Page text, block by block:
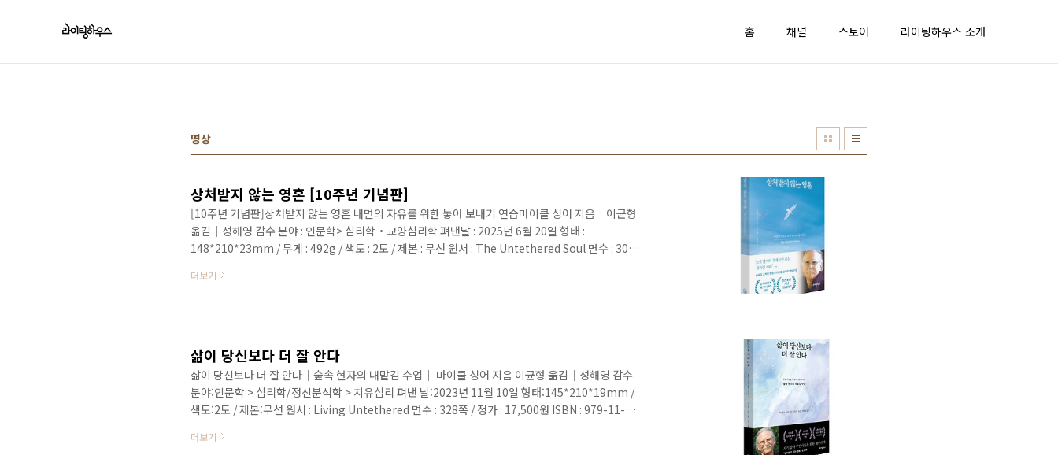
홈
채널 스토어 라이팅하우스 소개
명상
상처받지 않는 영혼 [10주년 기념판]
[10주년 기념판]상처받지 않는 영혼 내면의 자유를 위한 놓아 보내기 연습마이클 싱어 지음｜이균형
옮김｜성해영 감수 분야 : 인문학> 심리학・교양심리학 펴낸날 : 2025년 6월 20일 형태 :
148*210*23mm / 무게 : 492g / 색도 : 2도 / 제본 : 무선 원서 : The Untethered Soul 면수 : 304
라”_붓다 뉴욕타임스 베스트셀러 1위! 아마존 심리학・명상 1위! 【 책 소개 】 10주년을 맞이해 리
때 챙겨가는 가장 사랑하는 책 _오프라 윈프..
더보기
삶이 당신보다 더 잘 안다
삶이 당신보다 더 잘 안다｜숲속 현자의 내맡김 수업｜ 마이클 싱어 지음 이균형 옮김｜성해영 감수
분야:인문학 > 심리학/정신분석학 > 치유심리 펴낸 날:2023년 11월 10일 형태:145*210*19mm /
색도:2도 / 제본:무선 원서 : Living Untethered 면수 : 328쪽 / 정가 : 17,500원 ISBN : 979-11-
책!” 『상처받지 않는 영혼』 마이클 싱어 최신작이 책을 왜 읽어야 하죠? : “삶을 통제하려는 순간 괴
더보기